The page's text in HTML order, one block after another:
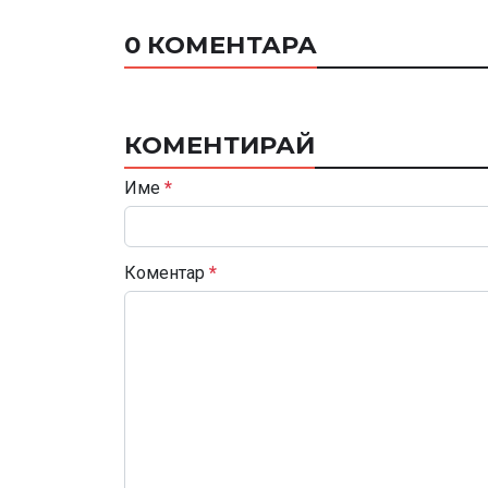
0 КОМЕНТАРА
КОМЕНТИРАЙ
Име *
Коментар *